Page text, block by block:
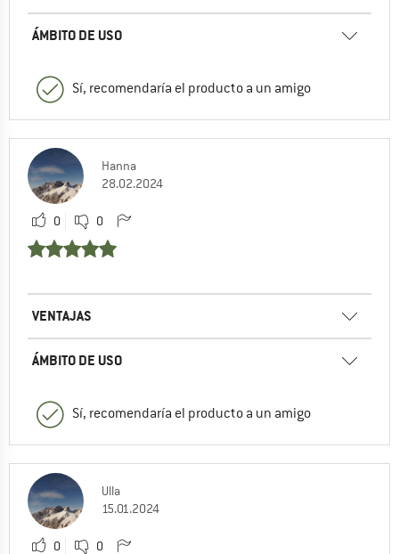
ÁMBITO DE USO
Sí, recomendaría el producto a un amigo
Hanna
28.02.2024
0 0
VENTAJAS
ÁMBITO DE USO
Sí, recomendaría el producto a un amigo
Ulla
15.01.2024
0 0